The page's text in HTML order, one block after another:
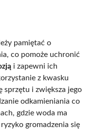
pamiętać o
co pomoże uchronić
i zapewni ich
z kwasku
i zwiększa jego
odkamieniania co
gdzie woda ma
gromadzenia się